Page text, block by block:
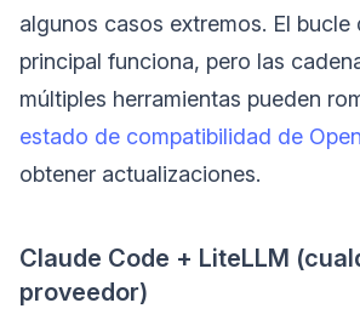
algunos casos extremos. El bucle
principal funciona, pero las
múltiples herramientas pueden
estado de compatibilidad de
obtener actualizaciones.
Claude Code + LiteLLM
proveedor)